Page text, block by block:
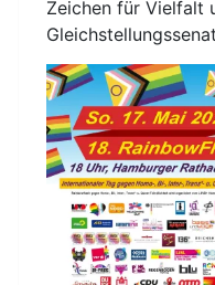
Zeichen für Vielfalt